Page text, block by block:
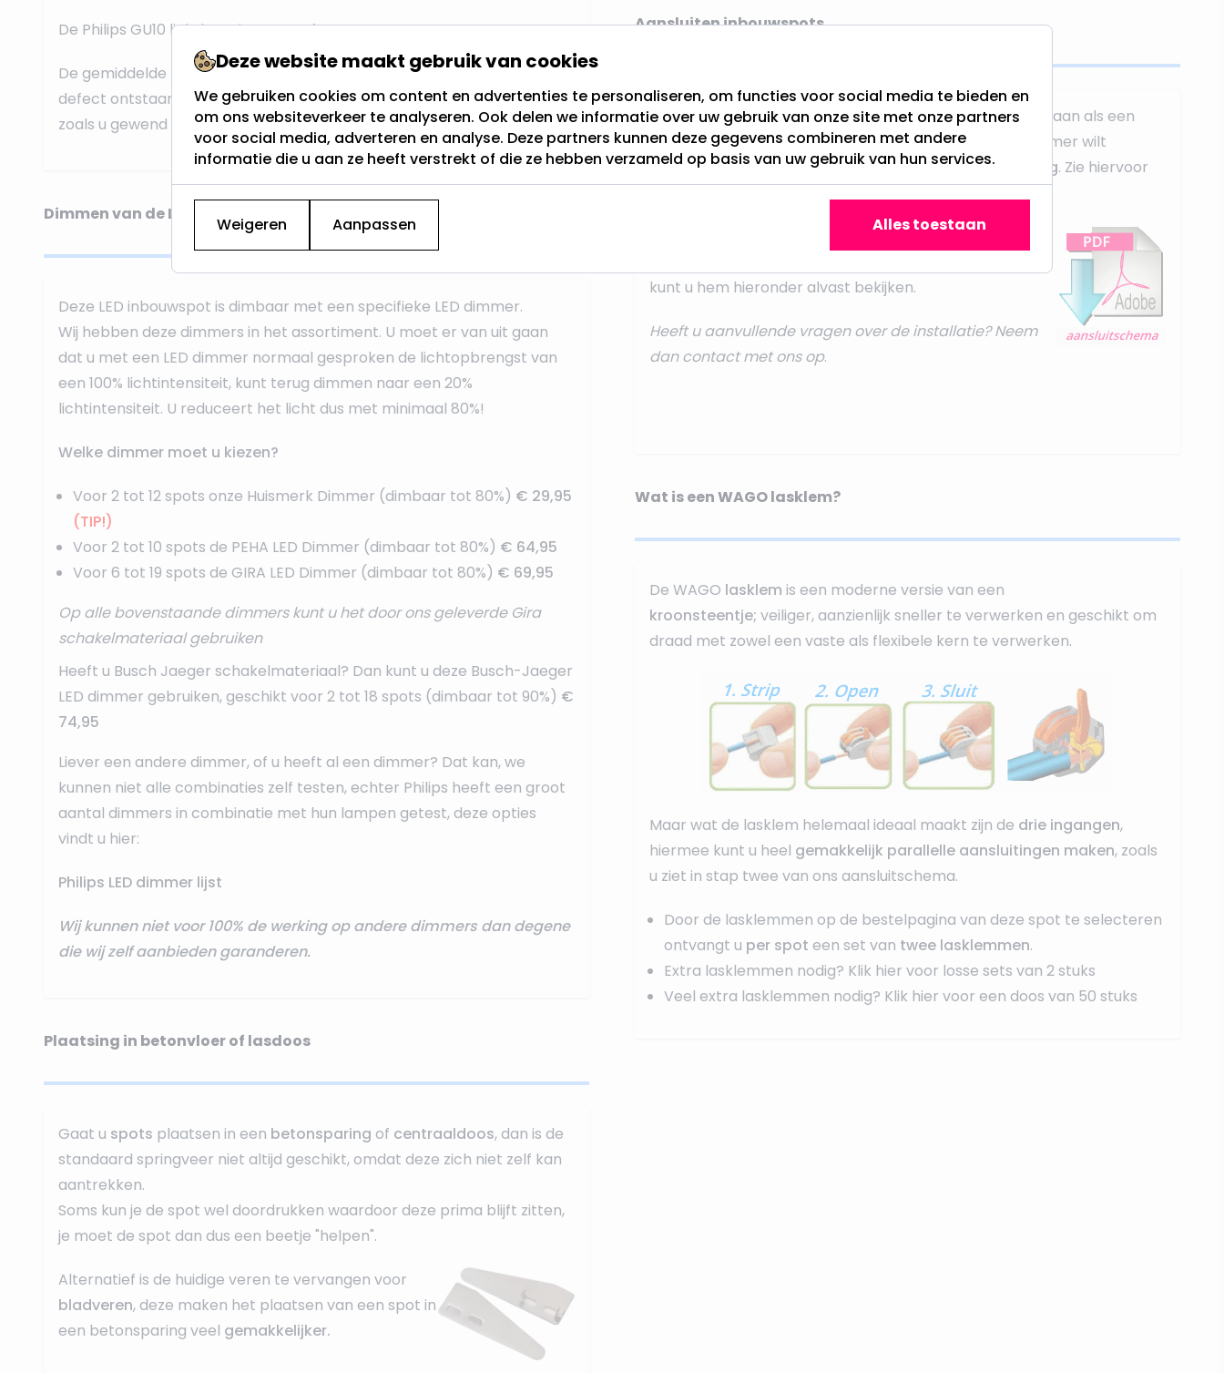
De Philips GU10 lichtbron isvervangbaar
De gemiddelde levensduur is 15.000 uur. Mocht er onverhoopt een
defect ontstaan dan kan de GU10 spot gemakkelijk vervangen worden,
zoals u gewend bent van halogeenspots.
Dimmen van de LED inbouwspot
Deze LED inbouwspot is dimbaar met een specifieke LED dimmer.
Wij hebben deze dimmers in het assortiment. U moet er van uit gaan
dat u met een LED dimmer normaal gesproken de lichtopbrengst van
een 100% lichtintensiteit, kunt terug dimmen naar een 20%
lichtintensiteit. U reduceert het licht dus met minimaal 80%!
Welke dimmer moet u kiezen?
Voor 2 tot 12 spots onze Huismerk Dimmer (dimbaar tot 80%) € 29,95
(TIP!)
Voor 2 tot 10 spots de PEHA LED Dimmer (dimbaar tot 80%) € 64,95
Voor 6 tot 19 spots de GIRA LED Dimmer (dimbaar tot 80%) € 69,95
Op alle bovenstaande dimmers kunt u het door ons geleverde Gira
schakelmateriaal gebruiken
Heeft u Busch Jaeger schakelmateriaal? Dan kunt u deze Busch-Jaeger
LED dimmer gebruiken, geschikt voor 2 tot 18 spots (dimbaar tot 90%) €
74,95
Liever een andere dimmer, of u heeft al een dimmer? Dat kan, we
kunnen niet alle combinaties zelf testen, echter Philips heeft een groot
aantal dimmers in combinatie met hun lampen getest, deze opties
vindt u hier:
Philips LED dimmer lijst
Wij kunnen niet voor 100% de werking op andere dimmers dan degene
die wij zelf aanbieden garanderen.
Plaatsing in betonvloer of lasdoos
Gaat u spots plaatsen in een betonsparing of centraaldoos, dan is de
standaard springveer niet altijd geschikt, omdat deze zich niet zelf kan
aantrekken.
Soms kun je de spot wel doordrukken waardoor deze prima blijft zitten,
je moet de spot dan dus een beetje "helpen".
Alternatief is de huidige veren te vervangen voor
bladveren, deze maken het plaatsen van een spot in
een betonsparing veel gemakkelijker.
Aansluiten inbouwspots
Onze Philips GU10 LED lampen sluit u op dezelfde manier aan als een
normale lamp. Indien u meerdere spots achter één dimmer wilt
aansluiten dan doet u dit middels eenparallel schakeling. Zie hiervoor
Deze ontvangt u na uw bestelling zowel per e-mail, ook
kunt u hem hieronder alvast bekijken.
Heeft u aanvullende vragen over de installatie? Neem
dancontactmet ons op.
Wat is een WAGO lasklem?
De WAGO lasklem is een moderne versie van een
kroonsteentje; veiliger, aanzienlijk sneller te verwerken en geschikt om
draad met zowel een vaste als flexibele kern te verwerken.
Maar wat de lasklem helemaal ideaal maakt zijn de drie ingangen,
hiermee kunt u heel gemakkelijk parallelle aansluitingen maken, zoals
u ziet in stap twee van ons aansluitschema.
Door de lasklemmen op de bestelpagina van deze spot te selecteren
ontvangt u per spot een set van twee lasklemmen.
Extra lasklemmen nodig? Klik hier voor losse sets van 2 stuks
Veel extra lasklemmen nodig? Klik hier voor een doos van 50 stuks
Deze website maakt gebruik van cookies
We gebruiken cookies om content en advertenties te personaliseren, om functies voor social media te bieden en
om ons websiteverkeer te analyseren. Ook delen we informatie over uw gebruik van onze site met onze partners
voor social media, adverteren en analyse. Deze partners kunnen deze gegevens combineren met andere
informatie die u aan ze heeft verstrekt of die ze hebben verzameld op basis van uw gebruik van hun services.
Weigeren Aanpassen Alles toestaan